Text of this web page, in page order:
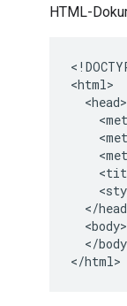
HTML-
<html>
  <head>
</
  <body>
</
</html>